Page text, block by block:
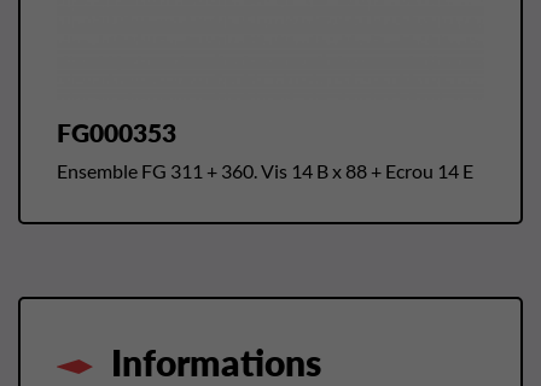
FG000353
Ensemble FG 311 + 360. Vis 14 B x 88 + Ecrou 14 E
Informations